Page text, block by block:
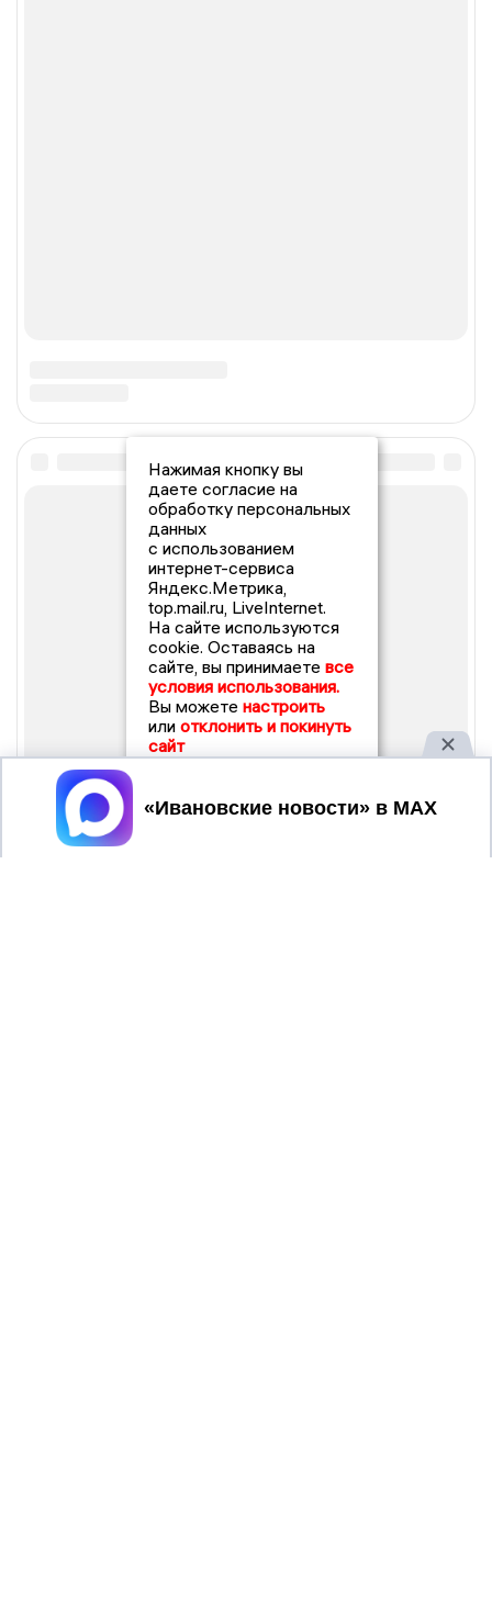
Нажимая кнопку вы
даете согласие на
обработку персональных
данных
с использованием
интернет-сервиса
Яндекс.Метрика,
top.mail.ru, LiveInternet.
На сайте используются
cookie. Оставаясь на
сайте, вы принимаете все
условия использования.
Вы можете настроить
или отклонить и покинуть
сайт
Принять